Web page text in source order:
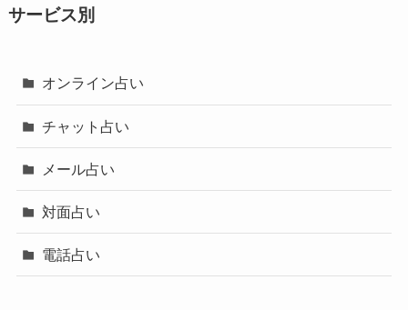
サービス別
オンライン占い
チャット占い
メール占い
対面占い
電話占い